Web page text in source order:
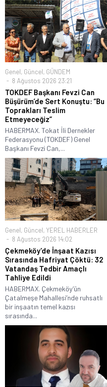
Genel, Güncel, GÜNDEM
8 Ağustos 2026 23:21
TOKDEF Başkanı Fevzi Can
Büşürüm’de Sert Konuştu: “Bu
Toprakları Teslim
Etmeyeceğiz”
HABERMAX. Tokat İli Dernekler
Federasyonu (TOKDEF) Genel
Başkanı Fevzi Can,...
Genel, Güncel, YEREL HABERLER
8 Ağustos 2026 14:02
Çekmeköy’de İnşaat Kazısı
Sırasında Hafriyat Çöktü: 32
Vatandaş Tedbir Amaçlı
Tahliye Edildi
HABERMAX. Çekmeköy’ün
Çatalmeşe Mahallesi’nde ruhsatlı
bir inşaatın temel kazısı
sırasında...